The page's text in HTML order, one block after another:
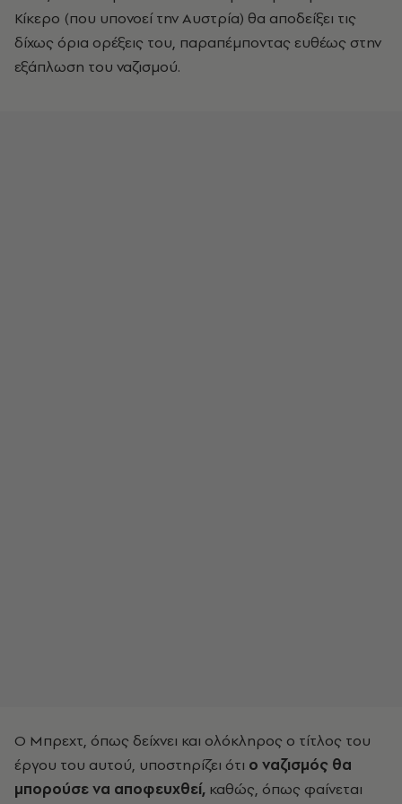
Κίκερο (που υπονοεί την Αυστρία) θα αποδείξει τις
δίχως όρια ορέξεις του, παραπέμποντας ευθέως στην
εξάπλωση του ναζισμού.
Ο Μπρεχτ, όπως δείχνει και ολόκληρος ο τίτλος του
έργου του αυτού, υποστηρίζει ότι ο ναζισμός θα
μπορούσε να αποφευχθεί, καθώς, όπως φαίνεται